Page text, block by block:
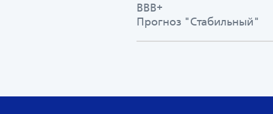
BВВ+
Прогноз "Стабильный"